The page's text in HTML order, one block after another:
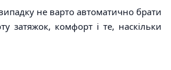
не варто автоматично брати
затяжок, комфорт і те, наскільки